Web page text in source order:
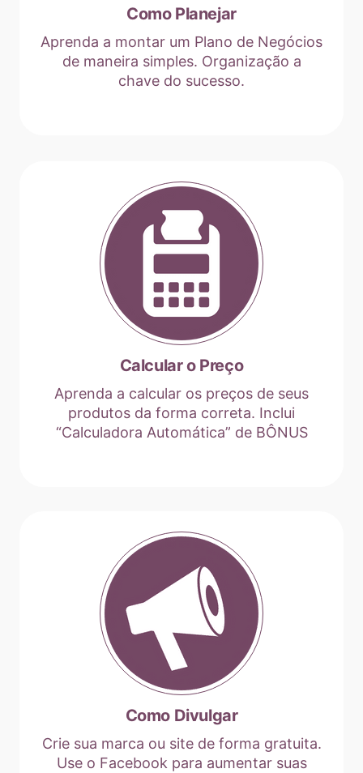
Como Planejar
Aprenda a montar um Plano de Negócios
de maneira simples. Organização a
chave do sucesso.
Calcular o Preço
Aprenda a calcular os preços de seus
produtos da forma correta. Inclui
“Calculadora Automática” de BÔNUS
Como Divulgar
Crie sua marca ou site de forma gratuita.
Use o Facebook para aumentar suas